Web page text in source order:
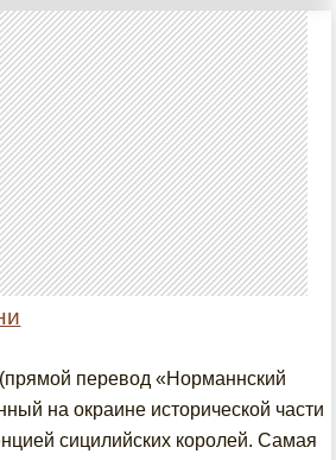
перевод «Норманнский
на окраине исторической части
сицилийских королей. Самая